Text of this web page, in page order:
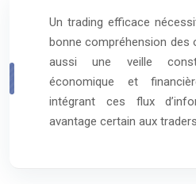
Un trading efficace
bonne compréhension des
aussi une veille
économique et
intégrant ces flux
avantage certain aux